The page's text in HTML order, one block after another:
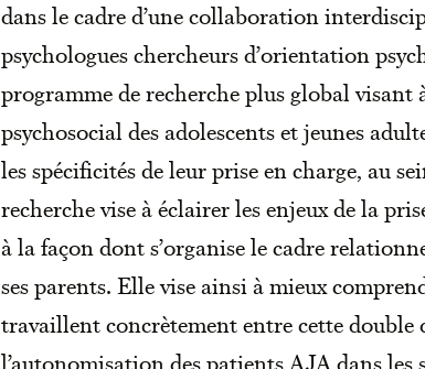
dans le cadre d’une collaboration
psychologues chercheurs d’orientation
programme de recherche plus global visant
psychosocial des adolescents et jeunes
les spécificités de leur prise en charge, au
recherche vise à éclairer les enjeux de la
à la façon dont s’organise le cadre
ses parents. Elle vise ainsi à mieux
travaillent concrètement entre cette double
l’autonomisation des patients AJA dans